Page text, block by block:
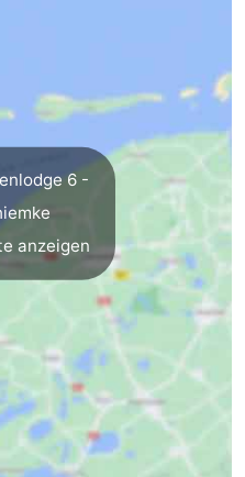
6 -
anzeigen